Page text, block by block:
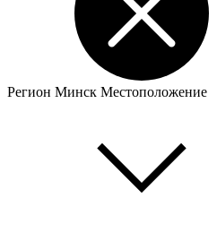
Регион Минск Местоположение